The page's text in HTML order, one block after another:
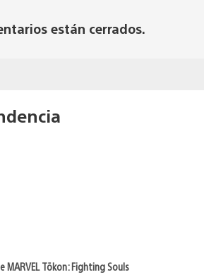
están cerrados.
Tōkon: Fighting Souls